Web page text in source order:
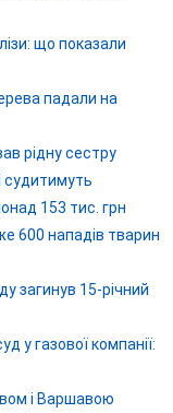
що показали
падали на
рідну сестру
судитимуть
153 тис. грн
600 нападів тварин
загинув 15-річний
у газової компанії:
і Варшавою